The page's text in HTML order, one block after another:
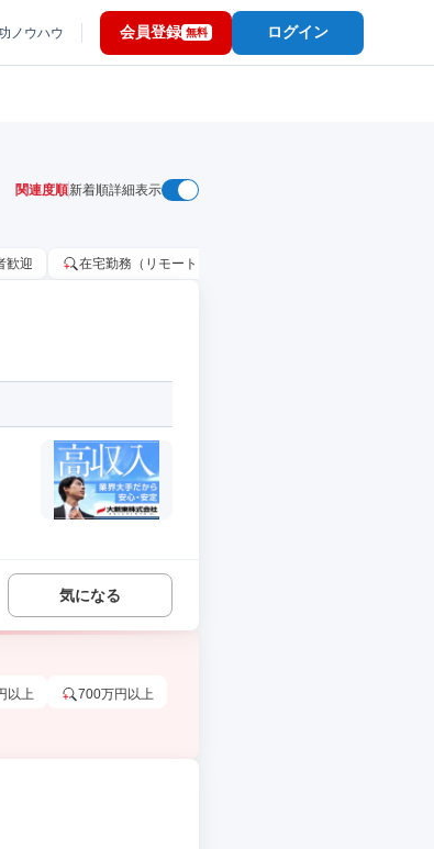
ノウハウ 会員登録 無料 ログイン
関連度順新着順詳細表示
歓迎 在宅勤務（リモートワーク）OK
気になる
以上 700万円以上